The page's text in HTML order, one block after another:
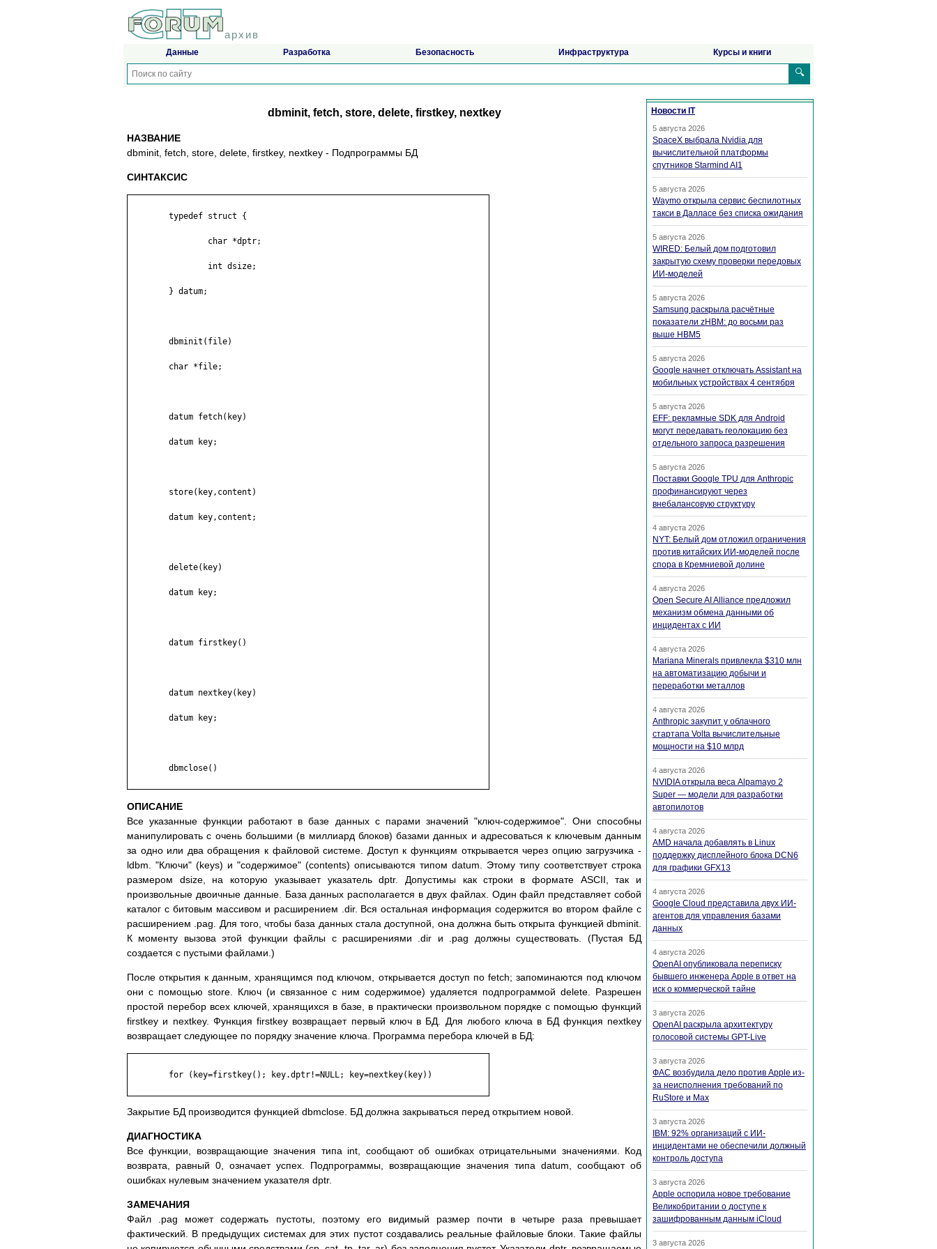
архив
Данные Разработка Безопасность Инфраструктура Курсы и книги
🔍
dbminit, fetch, store, delete, firstkey, nextkey
НАЗВАНИЕ
dbminit, fetch, store, delete, firstkey, nextkey - Подпрограммы БД
СИНТАКСИС
ОПИСАНИЕ
Все указанные функции работают в базе данных с парами значений "ключ-содержимое". Они способны
манипулировать с очень большими (в миллиард блоков) базами данных и адресоваться к ключевым данным
за одно или два обращения к файловой системе. Доступ к функциям открывается через опцию загрузчика -
ldbm. "Ключи" (keys) и "содержимое" (contents) описываются типом datum. Этому типу соответствует строка
размером dsize, на которую указывает указатель dptr. Допустимы как строки в формате ASCII, так и
произвольные двоичные данные. База данных располагается в двух файлах. Один файл представляет собой
каталог с битовым массивом и расширением .dir. Вся остальная информация содержится во втором файле с
расширением .pag. Для того, чтобы база данных стала доступной, она должна быть открыта функцией dbminit.
К моменту вызова этой функции файлы с расширениями .dir и .pag должны существовать. (Пустая БД
создается с пустыми файлами.)
После открытия к данным, хранящимся под ключом, открывается доступ по fetch; запоминаются под ключом
они с помощью store. Ключ (и связанное с ним содержимое) удаляется подпрограммой delete. Разрешен
простой перебор всех ключей, хранящихся в базе, в практически произвольном порядке с помощью функций
firstkey и nextkey. Функция firstkey возвращает первый ключ в БД. Для любого ключа в БД функция nextkey
возвращает следующее по порядку значение ключа. Программа перебора ключей в БД:
Закрытие БД производится функцией dbmclose. БД должна закрываться перед открытием новой.
ДИАГНОСТИКА
Все функции, возвращающие значения типа int, сообщают об ошибках отрицательными значениями. Код
возврата, равный 0, означает успех. Подпрограммы, возвращающие значения типа datum, сообщают об
ошибках нулевым значением указателя dptr.
ЗАМЕЧАНИЯ
Файл .pag может содержать пустоты, поэтому его видимый размер почти в четыре раза превышает
фактический. В предыдущих системах для этих пустот создавались реальные файловые блоки. Такие файлы
Новости IT
5 августа 2026
SpaceX выбрала Nvidia для
вычислительной платформы
спутников Starmind AI1
5 августа 2026
Waymo открыла сервис беспилотных
такси в Далласе без списка ожидания
5 августа 2026
WIRED: Белый дом подготовил
закрытую схему проверки передовых
ИИ-моделей
5 августа 2026
Samsung раскрыла расчётные
показатели zHBM: до восьми раз
выше HBM5
5 августа 2026
Google начнет отключать Assistant на
мобильных устройствах 4 сентября
5 августа 2026
EFF: рекламные SDK для Android
могут передавать геолокацию без
отдельного запроса разрешения
5 августа 2026
Поставки Google TPU для Anthropic
профинансируют через
внебалансовую структуру
4 августа 2026
NYT: Белый дом отложил ограничения
против китайских ИИ-моделей после
спора в Кремниевой долине
4 августа 2026
Open Secure AI Alliance предложил
механизм обмена данными об
инцидентах с ИИ
4 августа 2026
Mariana Minerals привлекла $310 млн
на автоматизацию добычи и
переработки металлов
4 августа 2026
Anthropic закупит у облачного
стартапа Volta вычислительные
мощности на $10 млрд
4 августа 2026
NVIDIA открыла веса Alpamayo 2
Super — модели для разработки
автопилотов
4 августа 2026
AMD начала добавлять в Linux
поддержку дисплейного блока DCN6
для графики GFX13
4 августа 2026
Google Cloud представила двух ИИ-
агентов для управления базами
данных
4 августа 2026
OpenAI опубликовала переписку
бывшего инженера Apple в ответ на
иск о коммерческой тайне
3 августа 2026
OpenAI раскрыла архитектуру
голосовой системы GPT-Live
3 августа 2026
ФАС возбудила дело против Apple из-
за неисполнения требований по
RuStore и Max
3 августа 2026
IBM: 92% организаций с ИИ-
инцидентами не обеспечили должный
контроль доступа
3 августа 2026
Apple оспорила новое требование
Великобритании о доступе к
зашифрованным данным iCloud
3 августа 2026